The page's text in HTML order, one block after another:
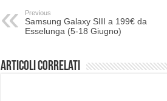
Previous
Samsung Galaxy SIII a 199€ da
Esselunga (5-18 Giugno)
Articoli correlati